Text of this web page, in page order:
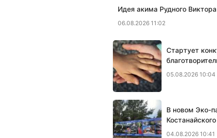
Идея акима Рудного
06.08.2026 11:02
Стартует
05.08.2026 10:04
В новом Эко-
04.08.2026 10:41